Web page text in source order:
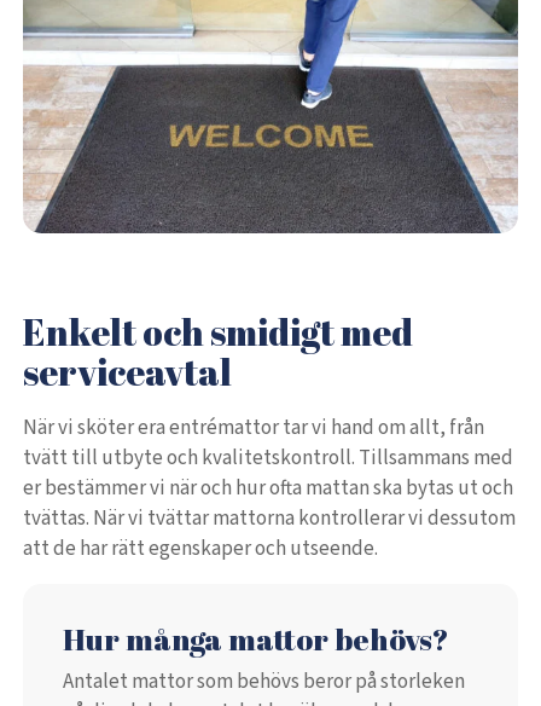
Enkelt och smidigt med
serviceavtal
När vi sköter era entrémattor tar vi hand om allt, från
tvätt till utbyte och kvalitetskontroll. Tillsammans med
er bestämmer vi när och hur ofta mattan ska bytas ut och
tvättas. När vi tvättar mattorna kontrollerar vi dessutom
att de har rätt egenskaper och utseende.
Hur många mattor behövs?
Antalet mattor som behövs beror på storleken